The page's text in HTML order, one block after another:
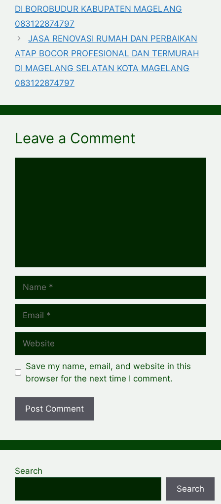
DI BOROBUDUR KABUPATEN MAGELANG
083122874797
JASA RENOVASI RUMAH DAN PERBAIKAN
ATAP BOCOR PROFESIONAL DAN TERMURAH
DI MAGELANG SELATAN KOTA MAGELANG
083122874797
Leave a Comment
Save my name, email, and website in this
browser for the next time I comment.
Search
Search